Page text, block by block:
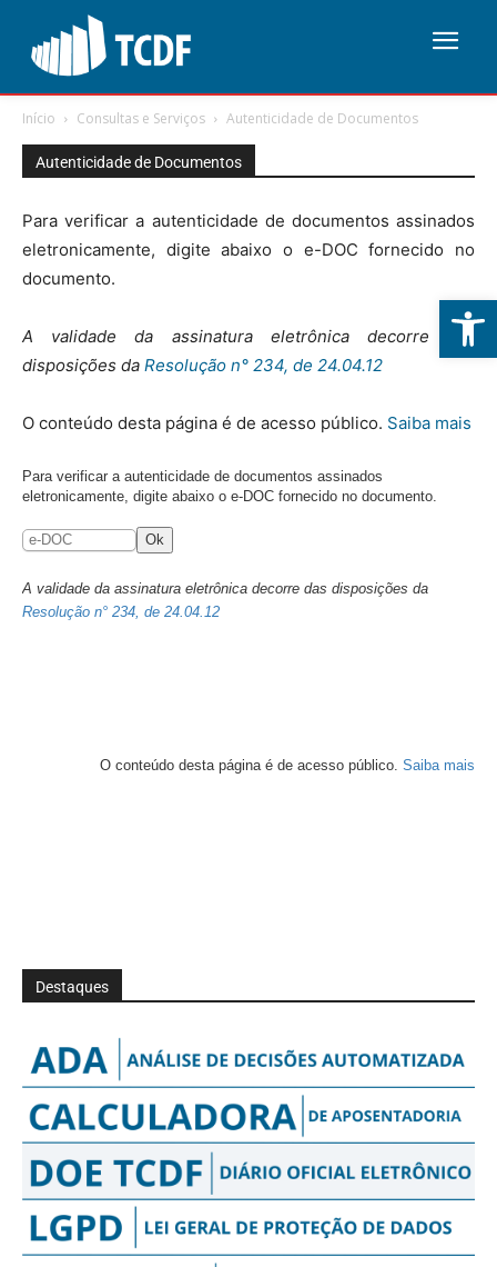
Abrir
Início Consultas e Serviços Autenticidade de Documentos
Autenticidade de Documentos
Para verificar a autenticidade de documentos assinados
eletronicamente, digite abaixo o e-DOC fornecido no
documento.
A validade da assinatura eletrônica decorre das
disposições da Resolução n° 234, de 24.04.12
O conteúdo desta página é de acesso público. Saiba mais
Destaques